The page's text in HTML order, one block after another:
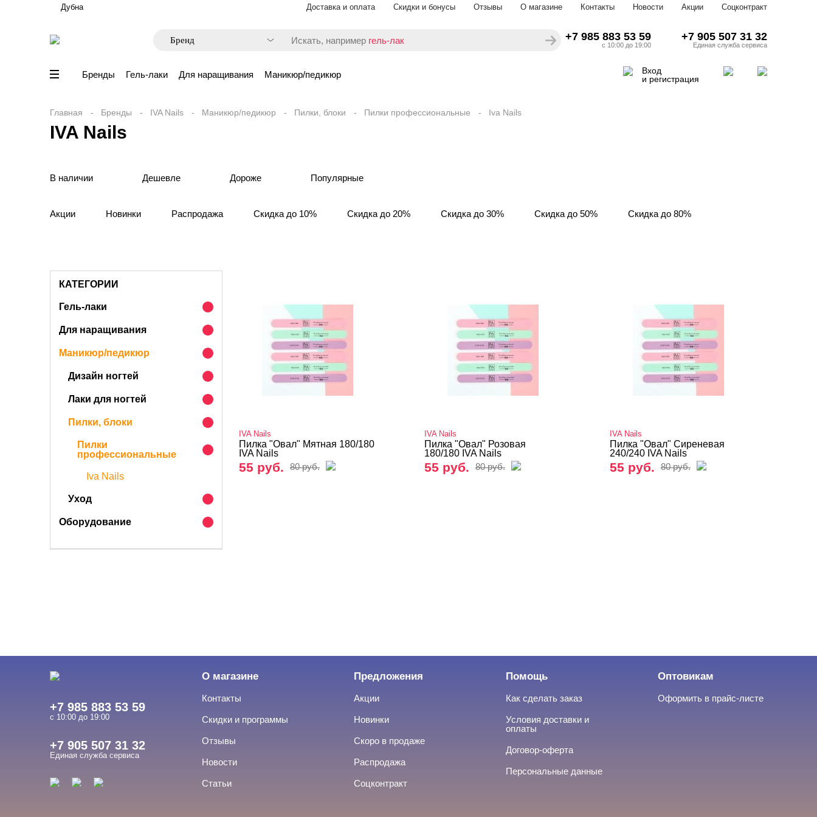
Дубна Доставка и оплата Скидки и бонусы Отзывы О магазине Контакты Новости Акции Соцконтракт
Искать, например гель-лак +7 985 883 53 59
с 10:00 до 19:00
+7 905 507 31 32
Единая служба сервиса
Бренды Гель-лаки Для наращивания Маникюр/педикюр
Вход
и регистрация
Главная Бренды IVA Nails Маникюр/педикюр Пилки, блоки Пилки профессиональные Iva Nails
IVA Nails
В наличии Дешевле Дороже Популярные
Акции Новинки Распродажа Скидка до 10% Скидка до 20% Скидка до 30% Скидка до 50% Скидка до 80%
КАТЕГОРИИ
Гель-лаки
Для наращивания
Маникюр/педикюр
Дизайн ногтей
Лаки для ногтей
Пилки, блоки
Пилки
профессиональные
Iva Nails
Уход
Оборудование
IVA Nails
Пилка "Овал" Мятная 180/180
IVA Nails
55 руб. 80 руб.
IVA Nails
Пилка "Овал" Розовая
180/180 IVA Nails
55 руб. 80 руб.
IVA Nails
Пилка "Овал" Сиреневая
240/240 IVA Nails
55 руб. 80 руб.
+7 985 883 53 59
с 10:00 до 19:00
+7 905 507 31 32
Единая служба сервиса
О магазине
Контакты
Скидки и программы
Отзывы
Новости
Статьи
Предложения
Акции
Новинки
Скоро в продаже
Распродажа
Соцконтракт
Помощь
Как сделать заказ
Условия доставки и
оплаты
Договор-оферта
Персональные данные
Оптовикам
Оформить в прайс-листе